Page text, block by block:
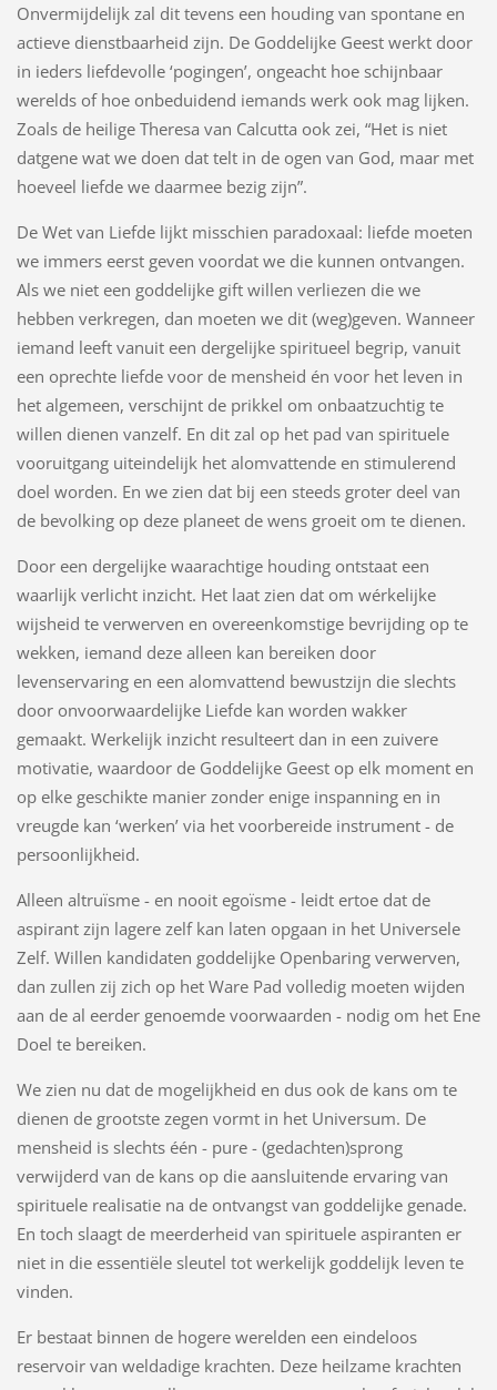
Onvermijdelijk zal dit tevens een houding van spontane en
actieve dienstbaarheid zijn. De Goddelijke Geest werkt door
in ieders liefdevolle ‘pogingen’, ongeacht hoe schijnbaar
werelds of hoe onbeduidend iemands werk ook mag lijken.
Zoals de heilige Theresa van Calcutta ook zei, “Het is niet
datgene wat we doen dat telt in de ogen van God, maar met
hoeveel liefde we daarmee bezig zijn”.
De Wet van Liefde lijkt misschien paradoxaal: liefde moeten
we immers eerst geven voordat we die kunnen ontvangen.
Als we niet een goddelijke gift willen verliezen die we
hebben verkregen, dan moeten we dit (weg)geven. Wanneer
iemand leeft vanuit een dergelijke spiritueel begrip, vanuit
een oprechte liefde voor de mensheid én voor het leven in
het algemeen, verschijnt de prikkel om onbaatzuchtig te
willen dienen vanzelf. En dit zal op het pad van spirituele
vooruitgang uiteindelijk het alomvattende en stimulerend
doel worden. En we zien dat bij een steeds groter deel van
de bevolking op deze planeet de wens groeit om te dienen.
Door een dergelijke waarachtige houding ontstaat een
waarlijk verlicht inzicht. Het laat zien dat om wérkelijke
wijsheid te verwerven en overeenkomstige bevrijding op te
wekken, iemand deze alleen kan bereiken door
levenservaring en een alomvattend bewustzijn die slechts
door onvoorwaardelijke Liefde kan worden wakker
gemaakt. Werkelijk inzicht resulteert dan in een zuivere
motivatie, waardoor de Goddelijke Geest op elk moment en
op elke geschikte manier zonder enige inspanning en in
vreugde kan ‘werken’ via het voorbereide instrument - de
persoonlijkheid.
Alleen altruïsme - en nooit egoïsme - leidt ertoe dat de
aspirant zijn lagere zelf kan laten opgaan in het Universele
Zelf. Willen kandidaten goddelijke Openbaring verwerven,
dan zullen zij zich op het Ware Pad volledig moeten wijden
aan de al eerder genoemde voorwaarden - nodig om het Ene
Doel te bereiken.
We zien nu dat de mogelijkheid en dus ook de kans om te
dienen de grootste zegen vormt in het Universum. De
mensheid is slechts één - pure - (gedachten)sprong
verwijderd van de kans op die aansluitende ervaring van
spirituele realisatie na de ontvangst van goddelijke genade.
En toch slaagt de meerderheid van spirituele aspiranten er
niet in die essentiële sleutel tot werkelijk goddelijk leven te
vinden.
Er bestaat binnen de hogere werelden een eindeloos
reservoir van weldadige krachten. Deze heilzame krachten